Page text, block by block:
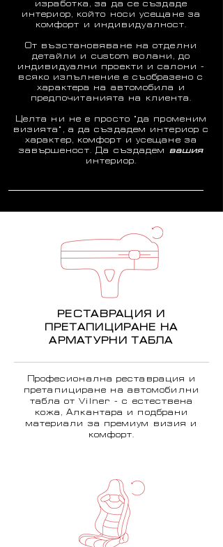
изработка, за да се създаде
интериор, който носи усещане за
комфорт и индивидуалност.
От възстановяване на отделни
детайли и custom волани, до
индивидуални проекти и салони -
всяко изпълнение е съобразено с
характера на автомобила и
предпочитанията на клиента.
Целта ни не е просто "да променим
визията", а да създадем интериор с
характер, комфорт и усещане за
завършеност. Да създадем вашия
интериор.
РЕСТАВРАЦИЯ И
ПРЕТАПИЦИРАНЕ НА
АРМАТУРНИ ТАБЛА
Професионална реставрация и
претапициране на автомобилни
табла от Vilner - с естествена
кожа, Алкантара и подбрани
материали за премиум визия и
комфорт.